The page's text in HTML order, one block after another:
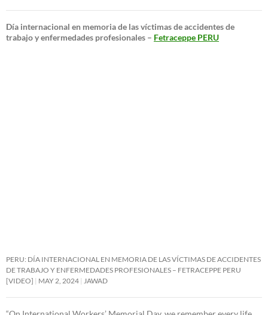
Día internacional en memoria de las víctimas de accidentes de
trabajo y enfermedades profesionales – Fetraceppe PERU
PERU: DÍA INTERNACIONAL EN MEMORIA DE LAS VÍCTIMAS DE ACCIDENTES
DE TRABAJO Y ENFERMEDADES PROFESIONALES – FETRACEPPE PERU
[VIDEO]
MAY 2, 2024 JAWAD